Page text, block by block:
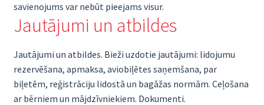
savienojums var nebūt pieejams visur.
Jautājumi un atbildes
Jautājumi un atbildes. Bieži uzdotie jautājumi: lidojumu
rezervēšana, apmaksa, aviobiļētes saņemšana, par
biļetēm, reģistrāciju lidostā un bagāžas normām. Ceļošana
ar bērniem un mājdzīvniekiem. Dokumenti.